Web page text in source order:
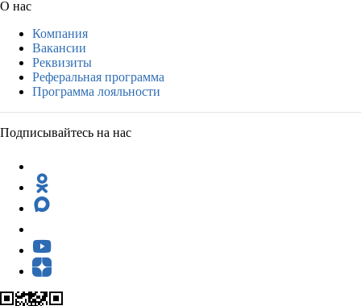
О нас
Компания
Вакансии
Реквизиты
Реферальная программа
Программа лояльности
Подписывайтесь на нас